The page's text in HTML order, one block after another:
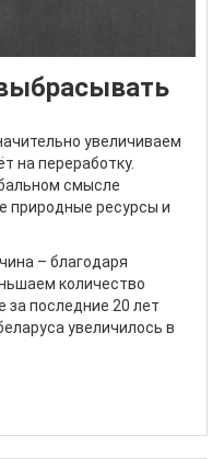
увеличиваем
на переработку.
смысле
природные ресурсы и
– благодаря
количество
за последние 20 лет
увеличилось в